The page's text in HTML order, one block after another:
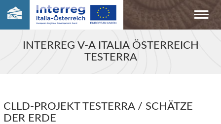
INTERREG V-A ITALIA ÖSTERREICH
TESTERRA
CLLD-PROJEKT TESTERRA / SCHÄTZE
DER ERDE